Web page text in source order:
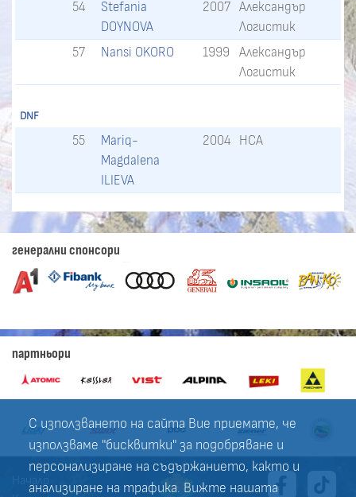
С използването на сайта Вие приемате, че
използваме "бисквитки" за подобряване и
персонализиране на съдържанието, както и
анализиране на трафика. Вижте нашата
54
Stefania
DOYNOVA
2007
Александър
Логистик
57
Nansi OKORO 1999
Александър
Логистик
DNF
55
Mariq-
Magdalena
ILIEVA
2004 НСА
генерални спонсори
партньори